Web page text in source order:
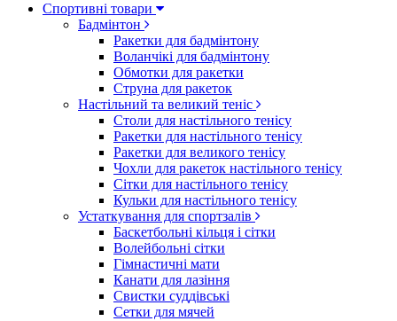
Спортивні товари
Бадмінтон
Ракетки для бадмінтону
Воланчікі для бадмінтону
Обмотки для ракетки
Струна для ракеток
Настільний та великий теніс
Столи для настільного тенісу
Ракетки для настільного тенісу
Ракетки для великого тенісу
Чохли для ракеток настільного тенісу
Сітки для настільного тенісу
Кульки для настільного тенісу
Устаткування для спортзалів
Баскетбольні кільця і сітки
Волейбольні сітки
Гімнастичні мати
Канати для лазіння
Свистки суддівські
Сетки для мячей